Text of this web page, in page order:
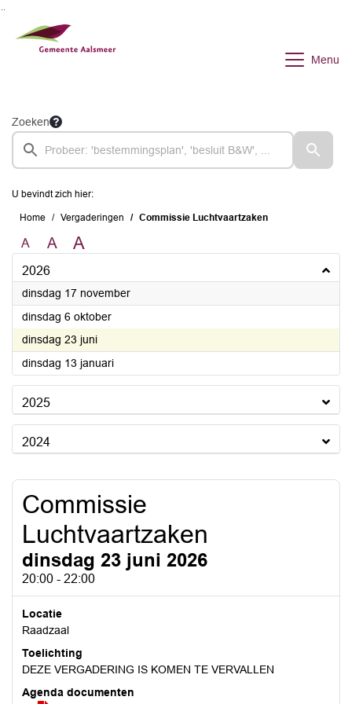
Menu
Zoeken
U bevindt zich hier:
Home Vergaderingen Commissie Luchtvaartzaken
A A A
2026
dinsdag 17 november2026
dinsdag 6 oktober2026
dinsdag 23 juni2026
dinsdag 13 januari2026
2025
2024
Commissie
Luchtvaartzaken
dinsdag 23 juni 2026
20:00 - 22:00
Locatie
Raadzaal
Toelichting
DEZE VERGADERING IS KOMEN TE VERVALLEN
Agenda documenten